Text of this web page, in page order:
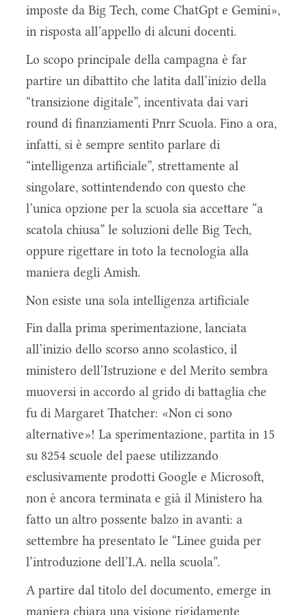
imposte da Big Tech, come ChatGpt e Gemini»,
in risposta all’appello di alcuni docenti.
Lo scopo principale della campagna è far
partire un dibattito che latita dall’inizio della
“transizione digitale”, incentivata dai vari
round di finanziamenti Pnrr Scuola. Fino a ora,
infatti, si è sempre sentito parlare di
“intelligenza artificiale”, strettamente al
singolare, sottintendendo con questo che
l’unica opzione per la scuola sia accettare “a
scatola chiusa” le soluzioni delle Big Tech,
oppure rigettare in toto la tecnologia alla
maniera degli Amish.
Non esiste una sola intelligenza artificiale
Fin dalla prima sperimentazione, lanciata
all’inizio dello scorso anno scolastico, il
ministero dell’Istruzione e del Merito sembra
muoversi in accordo al grido di battaglia che
fu di Margaret Thatcher: «Non ci sono
alternative»! La sperimentazione, partita in 15
su 8254 scuole del paese utilizzando
esclusivamente prodotti Google e Microsoft,
non è ancora terminata e già il Ministero ha
fatto un altro possente balzo in avanti: a
settembre ha presentato le “Linee guida per
l’introduzione dell’I.A. nella scuola”.
A partire dal titolo del documento, emerge in
maniera chiara una visione rigidamente